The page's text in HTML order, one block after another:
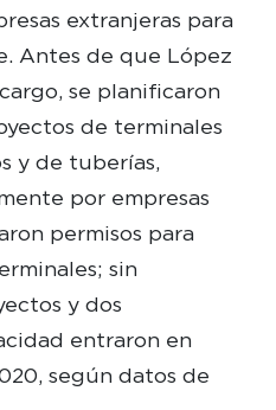
extranjeras para
Antes de que López
se planificaron
de terminales
y de tuberías,
por empresas
permisos para
sin
y dos
entraron en
según datos de